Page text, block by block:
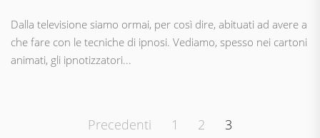
Dalla televisione siamo ormai, per così dire, abituati ad avere a
che fare con le tecniche di ipnosi. Vediamo, spesso nei cartoni
animati, gli ipnotizzatori...
Paginazione
Precedenti 1 2 3